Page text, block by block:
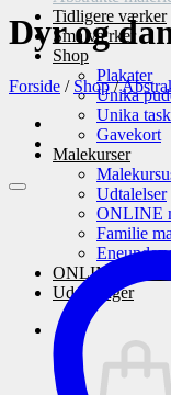
Tidligere værker
Små værker
Shop
Plakater
Unika
Unika
Gavekort
Malekurser
Udtalelser
ONLINE
Familie
ONLINE
Udstillinger
Dyr og
Forside / Shop /